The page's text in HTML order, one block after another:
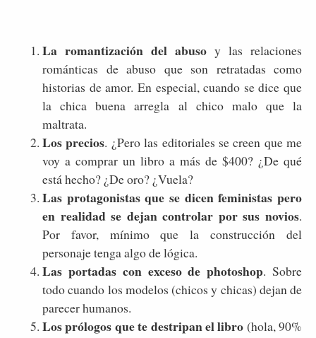
La romantización del abuso y las relaciones
románticas de abuso que son retratadas como
historias de amor. En especial, cuando se dice que
la chica buena arregla al chico malo que la
maltrata.
Los precios. ¿Pero las editoriales se creen que me
voy a comprar un libro a más de $400? ¿De qué
está hecho? ¿De oro? ¿Vuela?
Las protagonistas que se dicen feministas pero
en realidad se dejan controlar por sus novios.
Por favor, mínimo que la construcción del
personaje tenga algo de lógica.
Las portadas con exceso de photoshop. Sobre
todo cuando los modelos (chicos y chicas) dejan de
parecer humanos.
Los prólogos que te destripan el libro (hola, 90%